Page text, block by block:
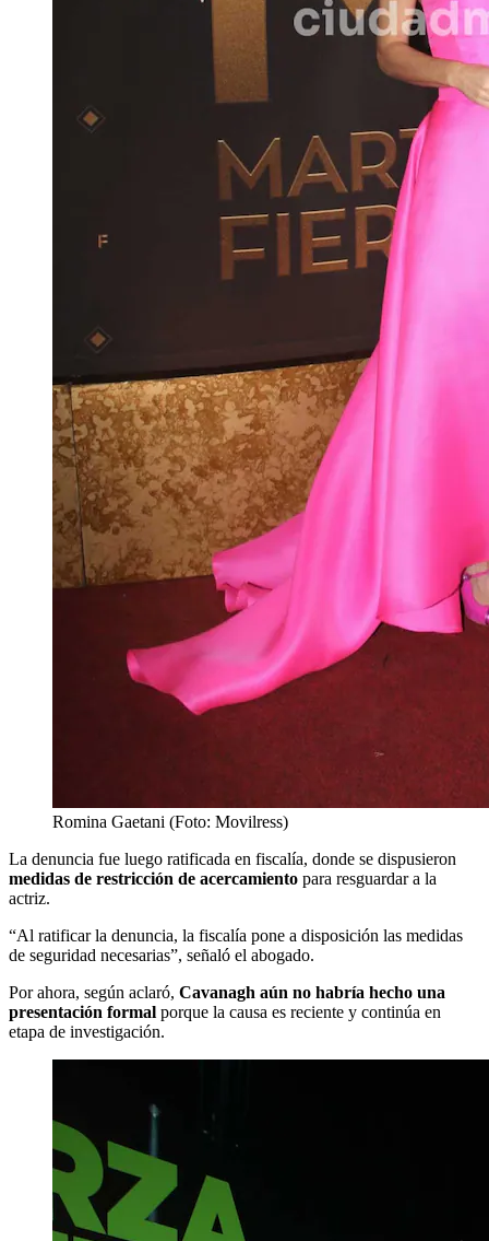
Romina Gaetani (Foto: Movilress)
La denuncia fue luego ratificada en fiscalía, donde se dispusieron
medidas de restricción de acercamiento para resguardar a la
actriz.
“Al ratificar la denuncia, la fiscalía pone a disposición las medidas
de seguridad necesarias”, señaló el abogado.
Por ahora, según aclaró, Cavanagh aún no habría hecho una
presentación formal porque la causa es reciente y continúa en
etapa de investigación.